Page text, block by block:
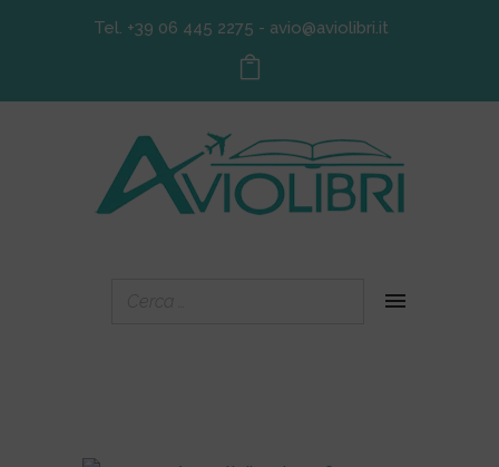
Tel. +39 06 445 2275 - avio@aviolibri.it